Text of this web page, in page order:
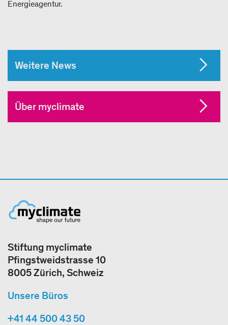
Energieagentur.
Weitere News
Über myclimate
Stiftung myclimate
Pfingstweidstrasse 10
8005 Zürich, Schweiz
Unsere Büros
+41 44 500 43 50